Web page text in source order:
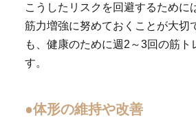
こうしたリスクを回避するために
筋力増強に努めておくことが大切
も、健康のために週2～3回の筋ト
す。
●体形の維持や改善